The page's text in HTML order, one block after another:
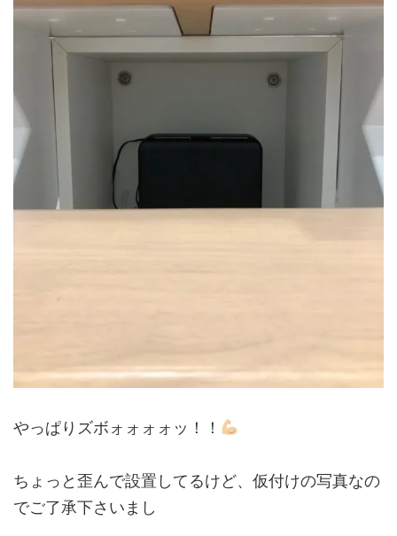
やっぱりズボォォォォッ！！
ちょっと歪んで設置してるけど、仮付けの写真なの
でご了承下さいまし